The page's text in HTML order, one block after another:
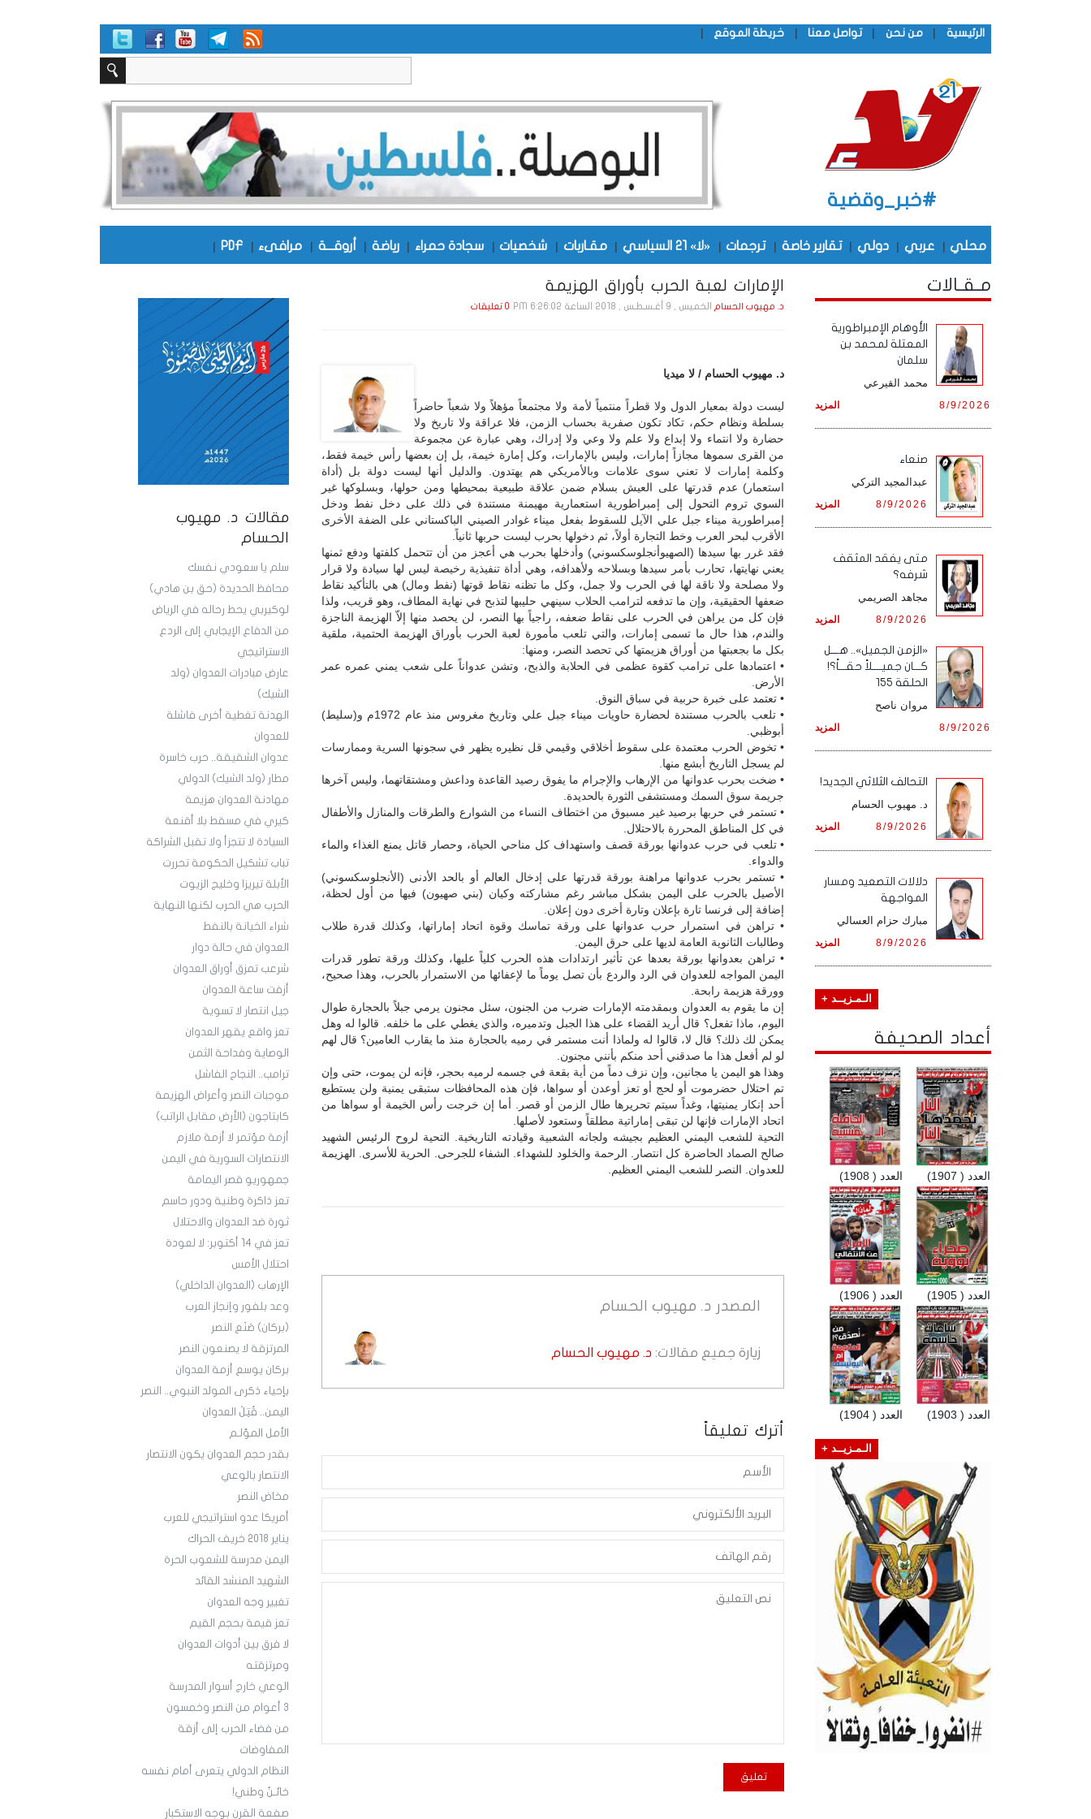
الرئيسية | من نحن | تواصل معنا | خريطة الموقع |
#خبر_وقضية
محلي | عربي | دولي | تقارير خاصة | ترجمات | «لا» 21 السياسي | مقـاربات | شخصيات | سجادة حمراء | رياضة | أروقـــة | مرافىء |
PDF
|
مقالات د. مهيوب
الحسام
سلم يا سعودي نفسك
محافظ الحديدة (حق بن هادي)
لوكيربي يحط رحاله في الرياض
من الدفاع الإيجابي إلى الردع
الاستراتيجي
عارض مبادرات العدوان (ولد
الشيك)
الهدنة تغطية أخرى فاشلة
للعدوان
عدوان الشقيقة.. حرب خاسرة
مطار (ولد الشيك) الدولي
مهادنة العدوان هزيمة
كيري في مسقط بلا أقنعة
السيادة لا تتجزأ ولا تقبل الشراكة
تباب تشكيل الحكومة تحررت
الأبلة تيريزا وخليج الزيوت
الحرب هي الحرب لكنها النهاية
شراء الخيانة بالنفط
العدوان في حالة دوار
شرعب تمزق أوراق العدوان
أزفت ساعة العدوان
جيل انتصار لا تسوية
تعز واقع يقهر العدوان
الوصاية وفداحة الثمن
ترامب.. النجاح الفاشل
موجبات النصر وأعراض الهزيمة
كابتاجون (الأرض مقابل الراتب)
أزمة مؤتمر لا أزمة ملازم
الانتصارات السورية في اليمن
جمهوريو قصر اليمامة
تعز ذاكرة وطنية ودور حاسم
ثورة ضد العدوان والاحتلال
تعز في 14 أكتوبر: لا لعودة
احتلال الأمس
الإرهاب (العدوان الداخلي)
وعد بلفور وإنجاز العرب
(بركان) صَنَع النصر
المرتزقة لا يصنعون النصر
بركان يوسع أزمة العدوان
بإحياء ذكرى المولد النبوي.. النصر
اليمن.. قُتِلَ العدوان
الأمل المؤلـم
بقدر حجم العدوان يكون الانتصار
الانتصار بالوعي
مخاض النصر
أمريكا عدو استراتيجي للعرب
يناير 2018 خريف الحراك
اليمن مدرسة للشعوب الحرة
الشهيد المنشد القائد
تغيير وجه العدوان
تعز قيمة بحجم القيم
لا فرق بين أدوات العدوان
ومرتزقته
الوعي خارج أسوار المدرسة
3 أعوام من النصر وخمسون
من فضاء الحرب إلى أزقة
المفاوضات
النظام الدولي يتعرى أمام نفسه
خائـنٌ وطني!
صفعة القرن بوجه الاستكبار
الإمارات لعبة الحرب بأوراق الهزيمة
د. مهيوب الحسام الخميس , 9 أغـسـطـس , 2018 الساعة 6:26:02 PM 0 تعليقات
د. مهيوب الحسام / لا ميديا
ليست دولة بمعيار الدول ولا قطراً منتمياً لأمة ولا مجتمعاً مؤهلاً ولا شعباً حاضراً
بسلطة ونظام حكم، تكاد تكون صفرية بحساب الزمن، فلا عراقة ولا تاريخ ولا
حضارة ولا انتماء ولا إبداع ولا علم ولا وعي ولا إدراك، وهي عبارة عن مجموعة
من القرى سموها مجازاً إمارات، وليس بالإمارات، وكل إمارة خيمة، بل إن بعضها رأس خيمة فقط،
وكلمة إمارات لا تعني سوى علامات وبالأمريكي هم يهتدون. والدليل أنها ليست دولة بل (أداة
استعمار) عدم قدرتها على العيش بسلام ضمن علاقة طبيعية بمحيطها ومن حولها، وبسلوكها غير
السوي تروم التحول إلى إمبراطورية استعمارية مهيمنة مستندة في ذلك على دخل نفط ودخل
إمبراطورية ميناء جبل علي الآيل للسقوط بفعل ميناء غوادر الصيني الباكستاني على الضفة الأخرى
الأقرب لبحر العرب وخط التجارة أولاً، ثم دخولها بحرب ليست حربها ثانياً.
فقد غرر بها سيدها (الصهيوأنجلوسكسوني) وأدخلها بحرب هي أعجز من أن تتحمل كلفتها ودفع ثمنها
يعني نهايتها، تحارب بأمر سيدها وبسلاحه ولأهدافه، وهي أداة تنفيذية رخيصة ليس لها سيادة ولا قرار
ولا مصلحة ولا ناقة لها في الحرب ولا جمل، وكل ما تظنه نقاط قوتها (نفط ومال) هي بالتأكيد نقاط
ضعفها الحقيقية، وإن ما تدفعه لترامب الحلاب سينهي حليبها لتذبح في نهاية المطاف، وهو قريب، ولذا
فإن كل من يراهن في الحرب على نقاط ضعفه، راجياً بها النصر، لن يحصد منها إلاّ الهزيمة الناجزة
والندم، هذا حال ما تسمى إمارات، والتي تلعب مأمورة لعبة الحرب بأوراق الهزيمة الحتمية، ملقية
بكل ما بجعبتها من أوراق هزيمتها كي تحصد النصر، ومنها:
• اعتمادها على ترامب كقوة عظمى في الحلابة والذبح، وتشن عدواناً على شعب يمني عمره عمر
الأرض.
• تعتمد على خبرة حربية في سباق النوق.
• تلعب بالحرب مستندة لحضارة حاويات ميناء جبل علي وتاريخ مغروس منذ عام 1972م و(سليط)
أبوظبي.
• تخوض الحرب معتمدة على سقوط أخلاقي وقيمي قل نظيره يظهر في سجونها السرية وممارسات
لم يسجل التاريخ أبشع منها.
• ضخت بحرب عدوانها من الإرهاب والإجرام ما يفوق رصيد القاعدة وداعش ومشتقاتهما، وليس آخرها
جريمة سوق السمك ومستشفى الثورة بالحديدة.
• تستمر في حربها برصيد غير مسبوق من اختطاف النساء من الشوارع والطرقات والمنازل والأطفال
في كل المناطق المحررة بالاحتلال.
• تلعب في حرب عدوانها بورقة قصف واستهداف كل مناحي الحياة، وحصار قاتل يمنع الغذاء والماء
والدواء.
• تستمر بحرب عدوانها مراهنة بورقة قدرتها على إدخال العالم أو بالحد الأدنى (الأنجلوسكسوني)
الأصيل بالحرب على اليمن بشكل مباشر رغم مشاركته وكيان (بني صهيون) فيها من أول لحظة،
إضافة إلى فرنسا تارة بإعلان وتارة أخرى دون إعلان.
• تراهن في استمرار حرب عدوانها على ورقة تماسك وقوة اتحاد إماراتها، وكذلك قدرة طلاب
وطالبات الثانوية العامة لديها على حرق اليمن.
• تراهن بعدوانها بورقة بعدها عن تأثير ارتدادات هذه الحرب كلياً عليها، وكذلك ورقة تطور قدرات
اليمن المواجه للعدوان في الرد والردع بأن تصل يوماً ما لإعفائها من الاستمرار بالحرب، وهذا صحيح،
وورقة هزيمة رابحة.
إن ما يقوم به العدوان وبمقدمته الإمارات ضرب من الجنون، سئل مجنون يرمي جبلاً بالحجارة طوال
اليوم، ماذا تفعل؟ قال أريد القضاء على هذا الجبل وتدميره، والذي يغطي على ما خلفه. قالوا له وهل
يمكن لك ذلك؟ قال لا، قالوا له ولماذا أنت مستمر في رميه بالحجارة منذ ما يقارب العامين؟ قال لهم
لو لم أفعل هذا ما صدقني أحد منكم بأنني مجنون.
وهذا هو اليمن يا مجانين، وإن نزف دماً من أية بقعة في جسمه لرميه بحجر، فإنه لن يموت، حتى وإن
تم احتلال حضرموت أو لحج أو تعز أوعدن أو سواها، فإن هذه المحافظات ستبقى يمنية ولن يستطيع
أحد إنكار يمنيتها، وغداً سيتم تحريرها طال الزمن أو قصر. أما إن خرجت رأس الخيمة أو سواها من
اتحاد الإمارات فإنها لن تبقى إماراتية مطلقاً وستعود لأصلها.
التحية للشعب اليمني العظيم بجيشه ولجانه الشعبية وقيادته التاريخية. التحية لروح الرئيس الشهيد
صالح الصماد الحاضرة كل انتصار. الرحمة والخلود للشهداء. الشفاء للجرحى. الحرية للأسرى. الهزيمة
للعدوان. النصر للشعب اليمني العظيم.
المصدر د. مهيوب الحسام
زيارة جميع مقالات: د. مهيوب الحسام
أترك تعليقاً
مـقـالات
الأوهام الإمبراطورية
المعتلة لمحمد بن
سلمان
محمد القيرعي
المزيد 8/9/2026
صنعاء
عبدالمجيد التركي
المزيد 8/9/2026
متى يفقد المثقف
شرفه؟
مجاهد الصريمي
المزيد 8/9/2026
«الزمن الجميل».. هـــل
كـــان جميــــلاً حقـــاً؟!
الحلقة 155
مروان ناصح
المزيد 8/9/2026
التحالف الثلاثي الجديد!
د. مهيوب الحسام
المزيد 8/9/2026
دلالات التصعيد ومسار
المواجهة
مبارك حزام العسالي
المزيد 8/9/2026
الـمـزيــد +
أعداد الصحيفة
العدد ( 1908) العدد ( 1907)
العدد ( 1906) العدد ( 1905)
العدد ( 1904) العدد ( 1903)
الـمـزيــد +